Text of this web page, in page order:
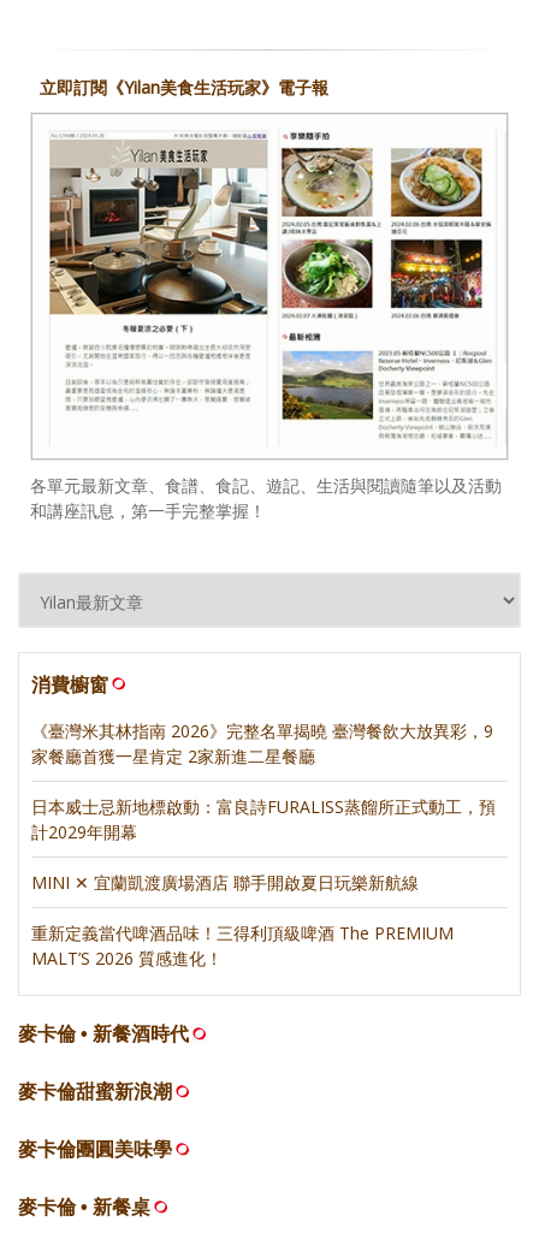
立即訂閱《Yilan美食生活玩家》電子報
各單元最新文章、食譜、食記、遊記、生活與閱讀隨筆以及活動
和講座訊息，第一手完整掌握！
消費櫥窗
《臺灣米其林指南 2026》完整名單揭曉 臺灣餐飲大放異彩，9
家餐廳首獲一星肯定 2家新進二星餐廳
日本威士忌新地標啟動：富良詩FURALISS蒸餾所正式動工，預
計2029年開幕
MINI ✕ 宜蘭凱渡廣場酒店 聯手開啟夏日玩樂新航線
重新定義當代啤酒品味！三得利頂級啤酒 The PREMIUM
MALT’S 2026 質感進化！
麥卡倫 • 新餐酒時代
麥卡倫甜蜜新浪潮
麥卡倫團圓美味學
麥卡倫 • 新餐桌